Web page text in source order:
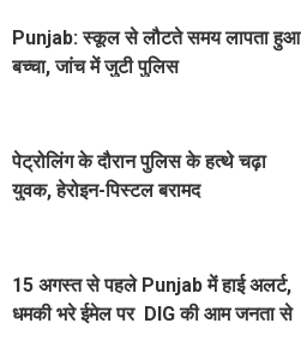
Punjab: स्कूल से लौटते समय लापता हुआ
बच्चा, जांच में जुटी पुलिस
पेट्रोलिंग के दौरान पुलिस के हत्थे चढ़ा
युवक, हेरोइन-पिस्टल बरामद
15 अगस्त से पहले Punjab में हाई अलर्ट,
धमकी भरे ईमेल पर DIG की आम जनता से